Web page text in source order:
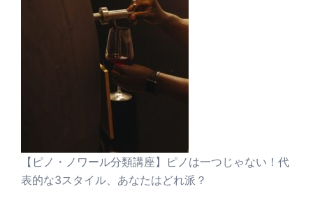
【ピノ・ノワール分類講座】ピノは一つじゃない！代
表的な3スタイル、あなたはどれ派？